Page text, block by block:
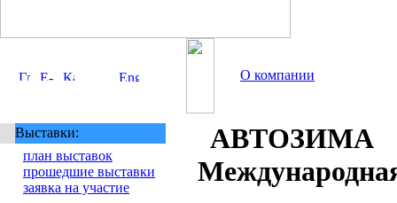
О компании
Выставки:
план выставок
прошедшие выставки
заявка на участие
АВТОЗИМА